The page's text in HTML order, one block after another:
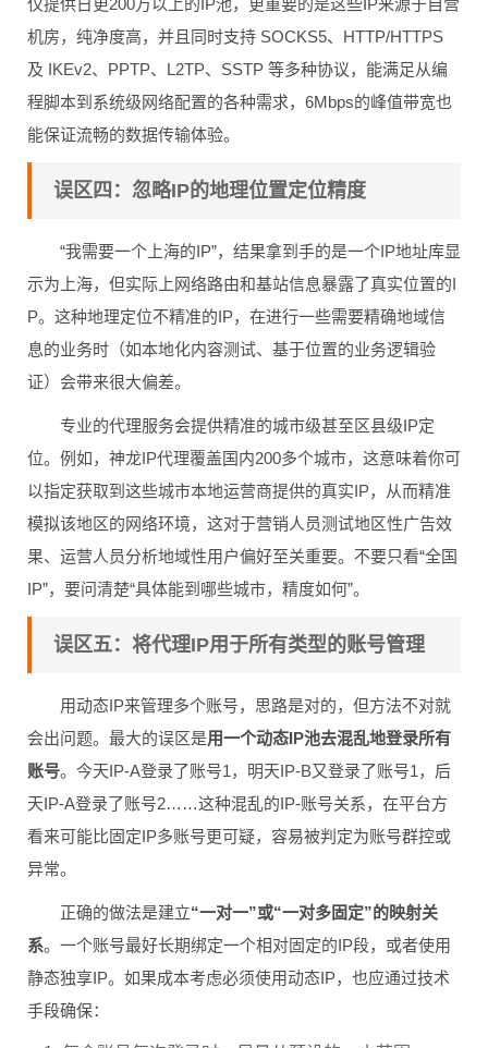
机房，纯净度高，并且同时支持 SOCKS5、HTTP/HTTPS
及 IKEv2、PPTP、L2TP、SSTP 等多种协议，能满足从编
程脚本到系统级网络配置的各种需求，6Mbps的峰值带宽也
能保证流畅的数据传输体验。
误区四：忽略IP的地理位置定位精度
“我需要一个上海的IP”，结果拿到手的是一个IP地址库显
示为上海，但实际上网络路由和基站信息暴露了真实位置的I
P。这种地理定位不精准的IP，在进行一些需要精确地域信
息的业务时（如本地化内容测试、基于位置的业务逻辑验
证）会带来很大偏差。
专业的代理服务会提供精准的城市级甚至区县级IP定
位。例如，神龙IP代理覆盖国内200多个城市，这意味着你可
以指定获取到这些城市本地运营商提供的真实IP，从而精准
模拟该地区的网络环境，这对于营销人员测试地区性广告效
果、运营人员分析地域性用户偏好至关重要。不要只看“全国
IP”，要问清楚“具体能到哪些城市，精度如何”。
误区五：将代理IP用于所有类型的账号管理
用动态IP来管理多个账号，思路是对的，但方法不对就
会出问题。最大的误区是用一个动态IP池去混乱地登录所有
账号。今天IP-A登录了账号1，明天IP-B又登录了账号1，后
天IP-A登录了账号2……这种混乱的IP-账号关系，在平台方
看来可能比固定IP多账号更可疑，容易被判定为账号群控或
异常。
正确的做法是建立“一对一”或“一对多固定”的映射关
系。一个账号最好长期绑定一个相对固定的IP段，或者使用
静态独享IP。如果成本考虑必须使用动态IP，也应通过技术
手段确保：